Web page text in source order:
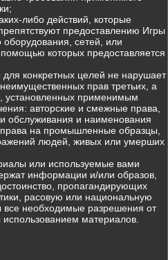
либо действий, которые
предоставлению Игры
оборудования, сетей, или
которых предоставляется
конкретных целей не нарушает
прав третьих, а
установленных применимым
авторские и смежные права,
обслуживания и наименования
на промышленные образцы,
людей, живых или умерших
или используемые вами
информации и/или образов,
пропагандирующих
расовую или национальную
все необходимые разрешения от
материалов.